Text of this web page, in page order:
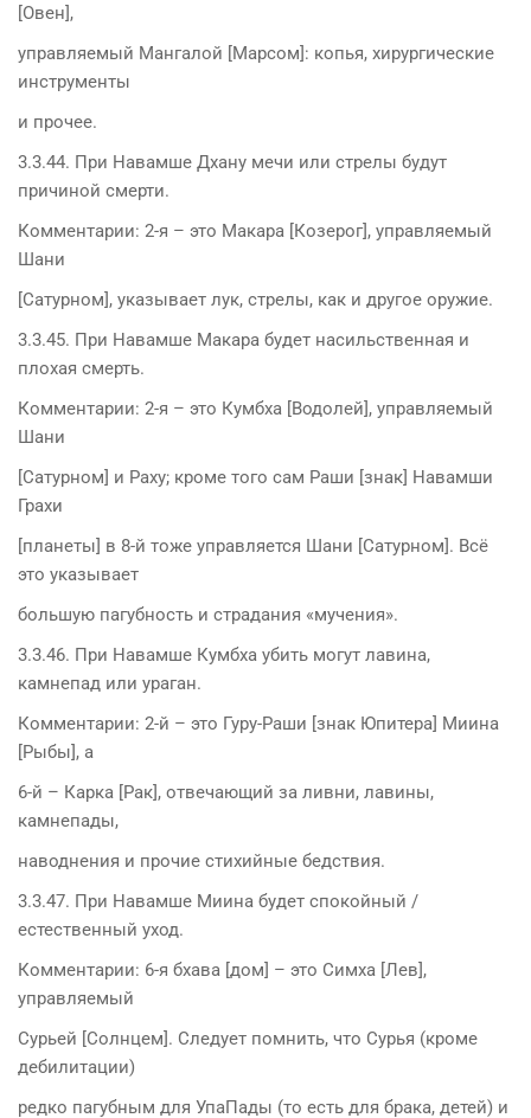
[Овен],
управляемый Мангалой [Марсом]: копья, хирургические
инструменты
и прочее.
3.3.44. При Навамше Дхану мечи или стрелы будут
причиной смерти.
Комментарии: 2-я – это Макара [Козерог], управляемый
Шани
[Сатурном], указывает лук, стрелы, как и другое оружие.
3.3.45. При Навамше Макара будет насильственная и
плохая смерть.
Комментарии: 2-я – это Кумбха [Водолей], управляемый
Шани
[Сатурном] и Раху; кроме того сам Раши [знак] Навамши
Грахи
[планеты] в 8-й тоже управляется Шани [Сатурном]. Всё
это указывает
большую пагубность и страдания «мучения».
3.3.46. При Навамше Кумбха убить могут лавина,
камнепад или ураган.
Комментарии: 2-й – это Гуру-Раши [знак Юпитера] Миина
[Рыбы], а
6-й – Карка [Рак], отвечающий за ливни, лавины,
камнепады,
наводнения и прочие стихийные бедствия.
3.3.47. При Навамше Миина будет спокойный /
естественный уход.
Комментарии: 6-я бхава [дом] – это Симха [Лев],
управляемый
Сурьей [Солнцем]. Следует помнить, что Сурья (кроме
дебилитации)
редко пагубным для УпаПады (то есть для брака, детей) и